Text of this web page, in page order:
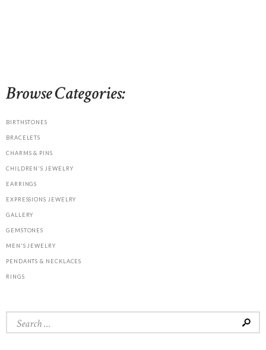
Browse Categories:
BIRTHSTONES
BRACELETS
CHARMS & PINS
CHILDREN'S JEWELRY
EARRINGS
EXPRESSIONS JEWELRY
GALLERY
GEMSTONES
MEN'S JEWELRY
PENDANTS & NECKLACES
RINGS
Search
for: